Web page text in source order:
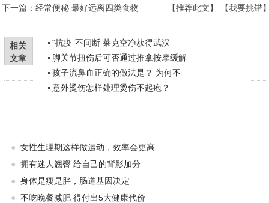
下一篇： 经常便秘 最好远离四类食物
【推荐此文】 【我要挑错
相关
文章
“抗疫”不间断 莱克空净获得武汉
脚关节扭伤后可否通过推拿按摩缓解
孩子流鼻血正确的做法是？ 为何不
意外烫伤怎样处理烫伤不起疱？
● 女性生理期这样做运动，效率会更高
● 拥有迷人翘臀 给自己的背影加分
● 身体是瘦是胖，肠道基因决定
● 不吃晚餐减肥 得付出5大健康代价